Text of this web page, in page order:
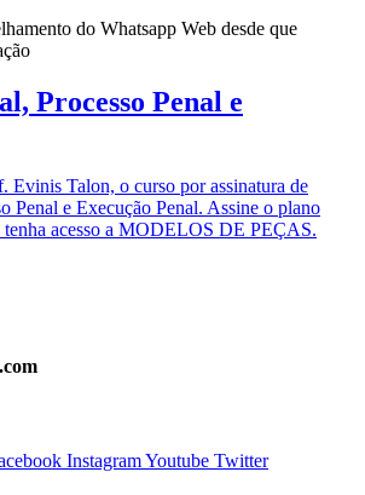
do Whatsapp Web desde que
Processo Penal e
Evinis Talon, o curso por assinatura de
Penal e Execução Penal. Assine o plano
tenha acesso a MODELOS DE PEÇAS.
InstagramYoutube Twitter